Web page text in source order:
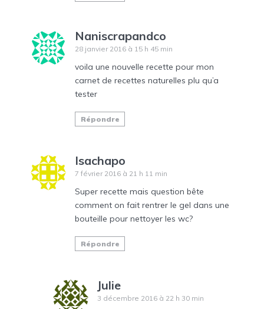
Naniscrapandco
28 janvier 2016 à 15 h 45 min
voila une nouvelle recette pour mon
carnet de recettes naturelles plu qu’a
tester
Répondre
Isachapo
7 février 2016 à 21 h 11 min
Super recette mais question bête
comment on fait rentrer le gel dans une
bouteille pour nettoyer les wc?
Répondre
Julie
3 décembre 2016 à 22 h 30 min